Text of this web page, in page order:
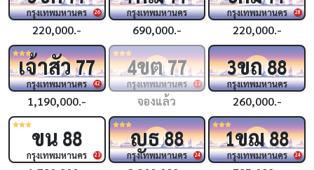
26
กรุงเทพมหานคร
220,000.-
กรุงเทพมหานคร
690,000.-
28
กรุงเทพมหานคร
220,000.-
42
เจ้าสัว77
กรุงเทพมหานคร
1,190,000.-
23
4ขต77
กรุงเทพมหานคร
จองแล้ว
3ขถ88
กรุงเทพมหานคร
260,000.-
23
ขน 88
กรุงเทพมหานคร 24
ญธ88
กรุงเทพมหานคร 24
1ขฌ88
กรุงเทพมหานคร